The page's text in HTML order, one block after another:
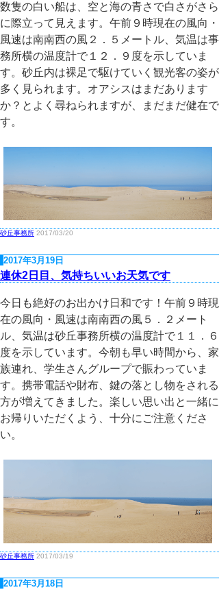
数隻の白い船は、空と海の青さで白さがさら
に際立って見えます。午前９時現在の風向・
風速は南南西の風２．５メートル、気温は事
務所横の温度計で１２．９度を示していま
す。砂丘内は裸足で駆けていく観光客の姿が
多く見られます。オアシスはまだあります
か？とよく尋ねられますが、まだまだ健在で
す。
砂丘事務所 2017/03/20
2017年3月19日
連休2日目、気持ちいいお天気です
今日も絶好のお出かけ日和です！午前９時現
在の風向・風速は南南西の風５．２メート
ル、気温は砂丘事務所横の温度計で１１．６
度を示しています。今朝も早い時間から、家
族連れ、学生さんグループで賑わっていま
す。携帯電話や財布、鍵の落とし物をされる
方が増えてきました。楽しい思い出と一緒に
お帰りいただくよう、十分にご注意くださ
い。
砂丘事務所 2017/03/19
2017年3月18日